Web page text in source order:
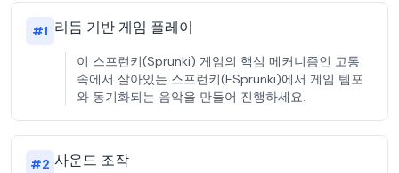
#1 리듬 기반 게임 플레이
이 스프런키(Sprunki) 게임의 핵심 메커니즘인 고통
속에서 살아있는 스프런키(ESprunki)에서 게임 템포
와 동기화되는 음악을 만들어 진행하세요.
#2 사운드 조작